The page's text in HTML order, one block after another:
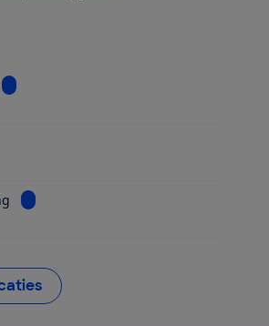
Bekijk informatie voor Motor, merk & type
informatie voor Versnellingen
Bekijk informatie voor Opvallende